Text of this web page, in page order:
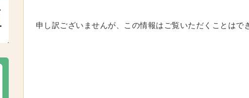
申し訳ございませんが、この情報はご覧いただくことはで